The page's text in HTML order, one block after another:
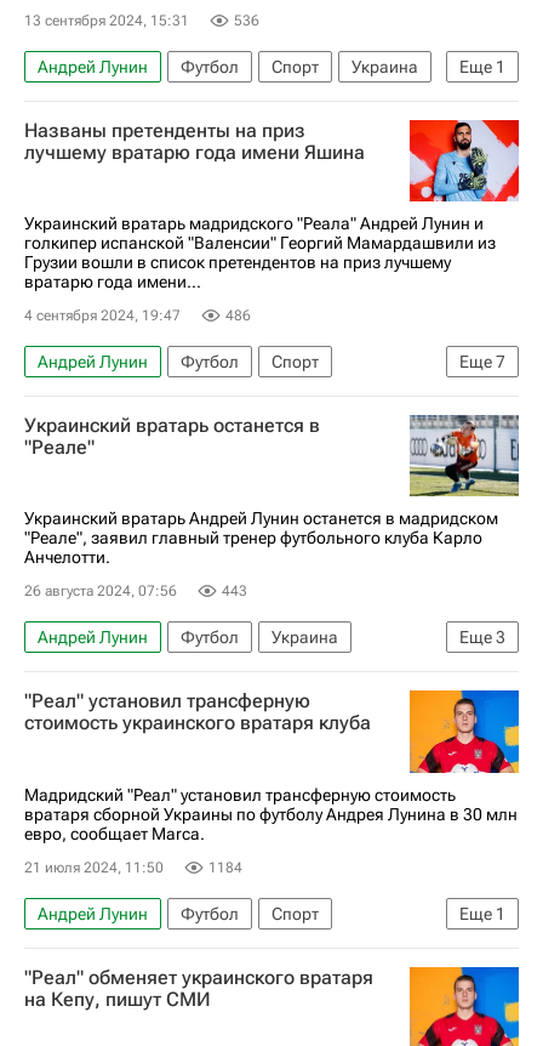
13 сентября 2024, 15:31 536
Еще 1
Андрей Лунин Футбол Спорт
Украина
Реал Мадрид
Названы претенденты на приз
лучшему вратарю года имени Яшина
Украинский вратарь мадридского "Реала" Андрей Лунин и
голкипер испанской "Валенсии" Георгий Мамардашвили из
Грузии вошли в список претендентов на приз лучшему
вратарю года имени...
4 сентября 2024, 19:47 486
Еще7
Андрей Лунин Футбол
Спорт
Диогу Кошта
Грегор Кобель
Джанлуиджи Доннарумма
Майк Меньян
Унаи Симон
Украинский вратарь останется в
"Реале"
Украинский вратарь Андрей Лунин останется в мадридском
"Реале", заявил главный тренер футбольного клуба Карло
Анчелотти.
26 августа 2024, 07:56 443
Еще3
Андрей Лунин Футбол
Украина
Румыния
Спорт Карло Анчелотти
"Реал" установил трансферную
стоимость украинского вратаря клуба
Мадридский "Реал" установил трансферную стоимость
вратаря сборной Украины по футболу Андрея Лунина в 30 млн
евро, сообщает Marca.
21 июля 2024, 11:50 1184
Еще 1
Андрей Лунин Футбол
Спорт
Реал Мадрид
"Реал" обменяет украинского вратаря
на Кепу, пишут СМИ